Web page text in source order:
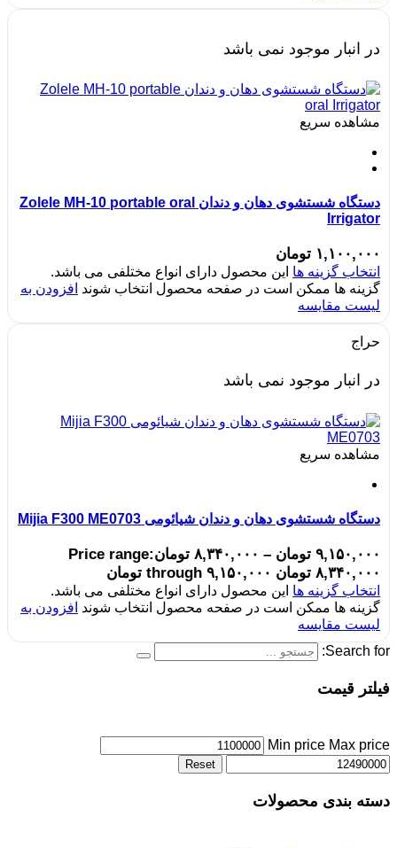
در انبار موجود نمی باشد
مشاهده سریع
دستگاه شستشوی دهان و دندان Zolele MH-10 portable oral
Irrigator
۱,۱۰۰,۰۰۰ تومان
انتخاب گزینه ها این محصول دارای انواع مختلفی می باشد.
گزینه ها ممکن است در صفحه محصول انتخاب شوند افزودن به
لیست مقایسه
حراج
در انبار موجود نمی باشد
مشاهده سریع
دستگاه شستشوی دهان و دندان شیائومی Mijia F300 ME0703
۹,۱۵۰,۰۰۰ تومان – ۸,۳۴۰,۰۰۰ تومانPrice range:
۸,۳۴۰,۰۰۰ تومان through ۹,۱۵۰,۰۰۰ تومان
انتخاب گزینه ها این محصول دارای انواع مختلفی می باشد.
گزینه ها ممکن است در صفحه محصول انتخاب شوند افزودن به
لیست مقایسه
Search for:
فیلتر قیمت
Min price Max price
Reset
دسته بندی محصولات